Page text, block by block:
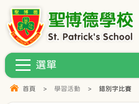
首頁 > 學習活動 > 錯別字比賽